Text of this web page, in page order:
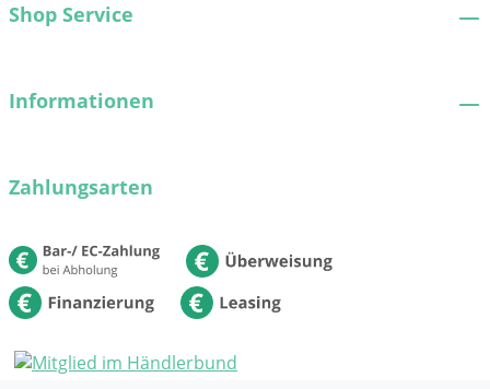
Shop Service
Informationen
Zahlungsarten